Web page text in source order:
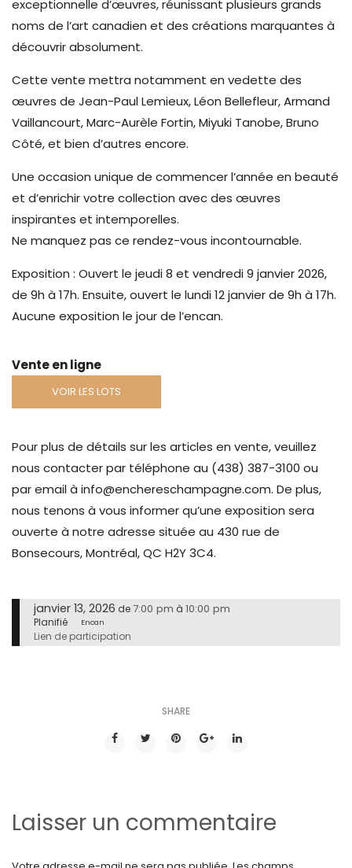
exceptionnelle d’œuvres, réunissant plusieurs grands
noms de l’art canadien et des créations marquantes à
découvrir absolument.
Cette vente mettra notamment en vedette des
œuvres de Jean-Paul Lemieux, Léon Bellefleur, Armand
Vaillancourt, Marc-Aurèle Fortin, Miyuki Tanobe, Bruno
Côté, et bien d’autres encore.
Une occasion unique de commencer l’année en beauté
et d’enrichir votre collection avec des œuvres
inspirantes et intemporelles.
Ne manquez pas ce rendez-vous incontournable.
Exposition : Ouvert le jeudi 8 et vendredi 9 janvier 2026,
de 9h à 17h. Ensuite, ouvert le lundi 12 janvier de 9h à 17h.
Aucune exposition le jour de l’encan.
Vente en ligne
VOIR LES LOTS
Pour plus de détails sur les articles en vente, veuillez
nous contacter par téléphone au (438) 387-3100 ou
par email à info@enchereschampagne.com. De plus,
nous tenons à vous informer qu’une exposition sera
ouverte à notre adresse située au 430 rue de
Bonsecours, Montréal, QC H2Y 3C4.
janvier 13, 2026 de7:00 pm à 10:00 pm
Planifié Encan
Lien de participation
SHARE
Laisser un commentaire